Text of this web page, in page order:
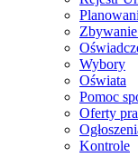
Wybory
Oświata
Pomoc
Oferty
Kontrole